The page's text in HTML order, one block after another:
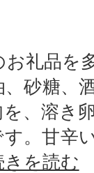
礼品を
砂糖、
、溶き
。甘辛
きを読む